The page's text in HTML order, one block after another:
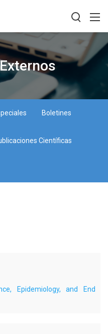
Boletines
Científicas
Epidemiology, and End